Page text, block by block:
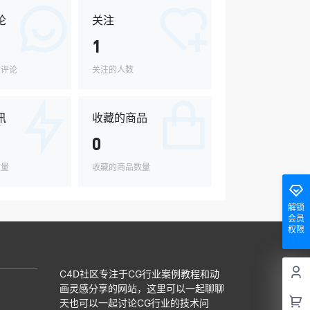
论
关注
1
关注的人数
收藏的商品
0
收藏的商品数量
解锁
会员
权限
C4D社区专注于CG行业案例教程和动
画灵感分享的网站，这里可以一起聊聊
天也可以一起讨论CG行业的技术问